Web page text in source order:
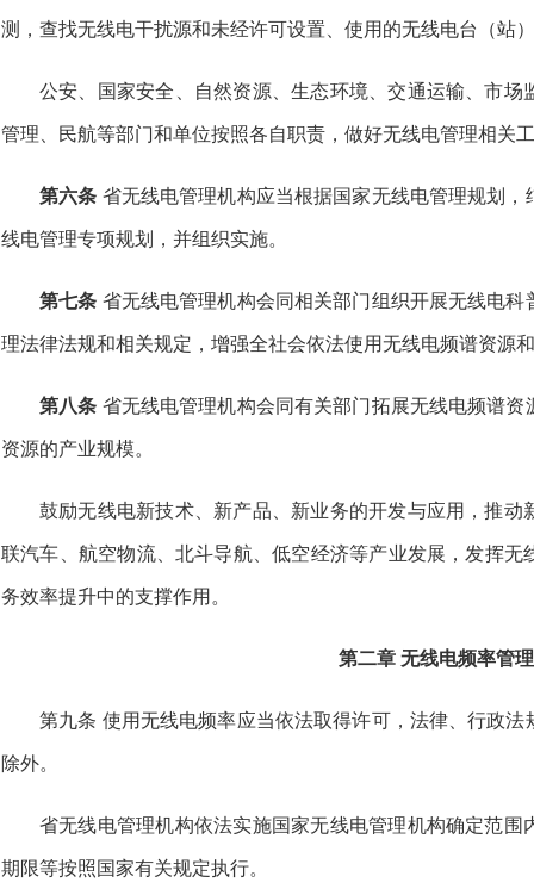
测，查找无线电干扰源和未经许可设置、使用的无线电台（站
公安、国家安全、自然资源、生态环境、交通运输、市
管理、民航等部门和单位按照各自职责，做好无线电管理相关
第六条 省无线电管理机构应当根据国家无线电管理规划
线电管理专项规划，并组织实施。
第七条 省无线电管理机构会同相关部门组织开展无线电
理法律法规和相关规定，增强全社会依法使用无线电频谱资源
第八条 省无线电管理机构会同有关部门拓展无线电频谱
资源的产业规模。
鼓励无线电新技术、新产品、新业务的开发与应用，推
联汽车、航空物流、北斗导航、低空经济等产业发展，发挥
务效率提升中的支撑作用。
第二章 无线电频率管理
第九条 使用无线电频率应当依法取得许可，法律、行政
除外。
省无线电管理机构依法实施国家无线电管理机构确定范
期限等按照国家有关规定执行。